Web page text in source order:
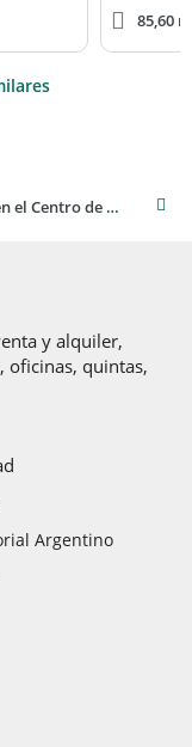
85,60
Amplio departamento disponible en venta en el Centro de Rosario
y alquiler,
oficinas, quintas,
Argentino